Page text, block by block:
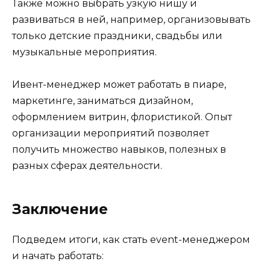
Также можно выбрать узкую нишу и
развиваться в ней, например, организовывать
только детские праздники, свадьбы или
музыкальные мероприятия.
Ивент-менеджер может работать в пиаре,
маркетинге, заниматься дизайном,
оформлением витрин, флористикой. Опыт
организации мероприятий позволяет
получить множество навыков, полезных в
разных сферах деятельности.
Заключение
Подведем итоги, как стать event-менеджером
и начать работать: